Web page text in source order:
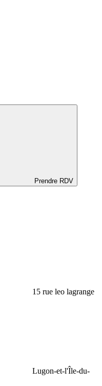
Prendre RDV
15 rue leo lagrange
Lugon-et-l'Île-du-